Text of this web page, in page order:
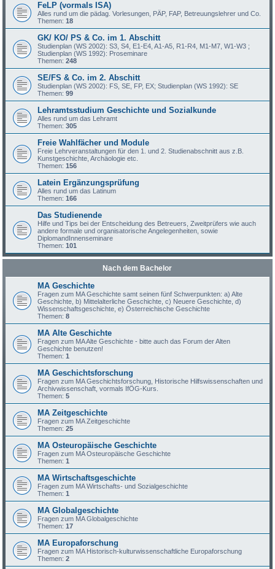
FeLP (vormals ISA)
Alles rund um die pädag. Vorlesungen, PÄP, FAP, Betreuungslehrer und Co.
Themen:18
GK/ KO/ PS & Co. im 1. Abschitt
Studienplan (WS 2002): S3, S4, E1-E4, A1-A5, R1-R4, M1-M7, W1-W3 ;
Studienplan (WS 1992): Proseminare
Themen:248
SE/FS & Co. im 2. Abschitt
Studienplan (WS 2002): FS, SE, FP, EX; Studienplan (WS 1992): SE
Themen:99
Lehramtsstudium Geschichte und Sozialkunde
Alles rund um das Lehramt
Themen:305
Freie Wahlfächer und Module
Freie Lehrveranstaltungen für den 1. und 2. Studienabschnitt aus z.B.
Kunstgeschichte, Archäologie etc.
Themen:156
Latein Ergänzungsprüfung
Alles rund um das Latinum
Themen:166
Das Studienende
Hilfe und Tips bei der Entscheidung des Betreuers, Zweitprüfers wie auch
andere formale und organisatorische Angelegenheiten, sowie
DiplomandInnenseminare
Themen:101
Nach dem Bachelor
MA Geschichte
Fragen zum MA Geschichte samt seinen fünf Schwerpunkten: a) Alte
Geschichte, b) Mittelalterliche Geschichte, c) Neuere Geschichte, d)
Wissenschaftsgeschichte, e) Österreichische Geschichte
Themen:8
MA Alte Geschichte
Fragen zum MA Alte Geschichte - bitte auch das Forum der Alten
Geschichte benutzen!
Themen:1
MA Geschichtsforschung
Fragen zum MA Geschichtsforschung, Historische Hilfswissenschaften und
Archivwissenschaft, vormals IfÖG-Kurs.
Themen:5
MA Zeitgeschichte
Fragen zum MA Zeitgeschichte
Themen:25
MA Osteuropäische Geschichte
Fragen zum MA Osteuropäische Geschichte
Themen:1
MA Wirtschaftsgeschichte
Fragen zum MA Wirtschafts- und Sozialgeschichte
Themen:1
MA Globalgeschichte
Fragen zum MA Globalgeschichte
Themen:17
MA Europaforschung
Fragen zum MA Historisch-kulturwissenschaftliche Europaforschung
Themen:2